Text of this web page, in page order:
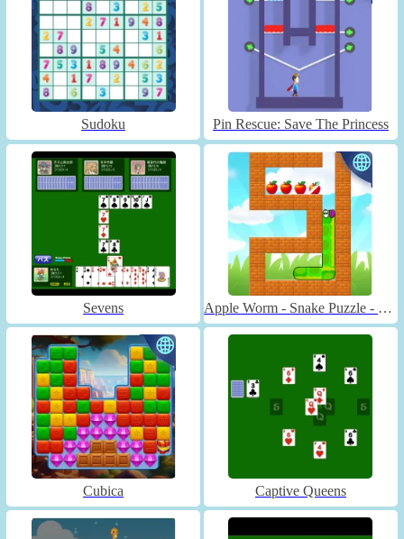
Sudoku Pin Rescue: Save The Princess
Sevens Apple Worm - Snake Puzzle - Unblocked
Cubica Captive Queens